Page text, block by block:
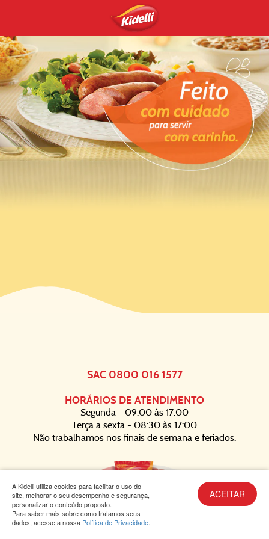
SAC 0800 016 1577
HORÁRIOS DE ATENDIMENTO
Segunda - 09:00 às 17:00
Terça a sexta - 08:30 às 17:00
Não trabalhamos nos finais de semana e feriados.
Política de Privacidade
Todos os direitos reservados
A Kidelli utiliza cookies para facilitar o uso do
site, melhorar o seu desempenho e segurança,
personalizar o conteúdo proposto.
Para saber mais sobre como tratamos seus
dados, acesse a nossa Política de Privacidade.
ACEITAR